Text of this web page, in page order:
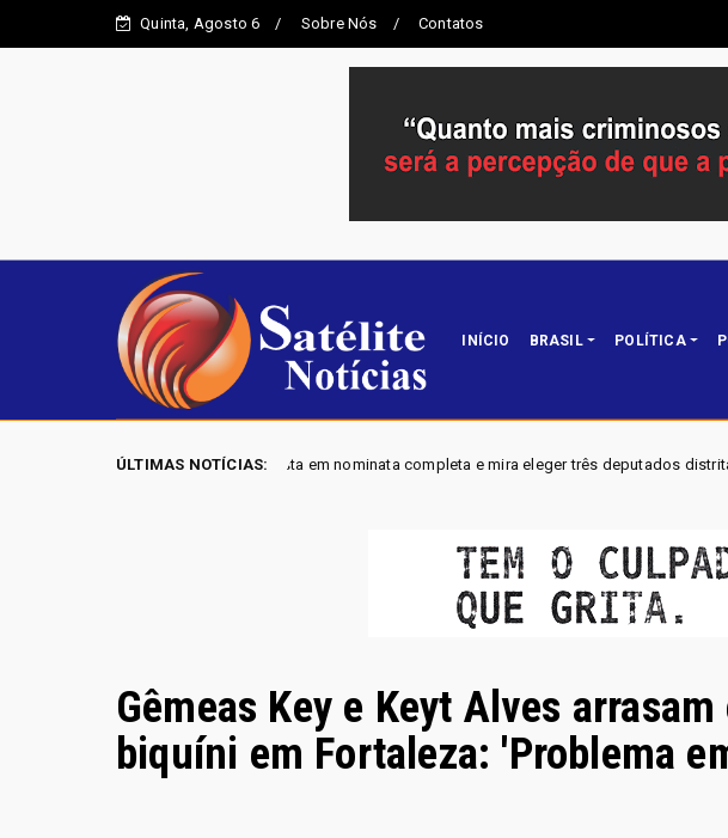
Quinta, Agosto 6 Sobre Nós Contatos
INÍCIO BRASIL POLÍTICA
ÚLTIMAS NOTÍCIAS:
aposta em nominata completa e mira eleger três deputados distritais em 2026 Brasil
Gêmeas Key e Keyt Alves
biquíni em Fortaleza: 'Problema